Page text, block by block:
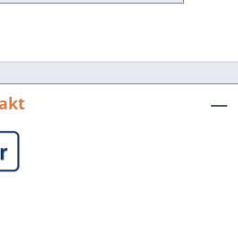
die auf eine
vertreten und
Dieser
kontrastiert jedoch